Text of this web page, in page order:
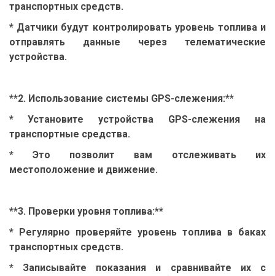
транспортных средств.
* Датчики будут контролировать уровень топлива и
отправлять данные через телематические
устройства.
**2. Использование системы GPS-слежения:**
* Установите устройства GPS-слежения на
транспортные средства.
* Это позволит вам отслеживать их
местоположение и движение.
**3. Проверки уровня топлива:**
* Регулярно проверяйте уровень топлива в баках
транспортных средств.
* Записывайте показания и сравнивайте их с